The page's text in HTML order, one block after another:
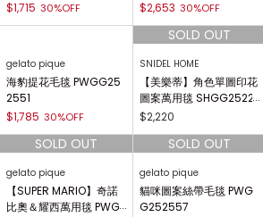
gelato pique
西施犬提花毛毯 PWGG2
$1,211 30%OFF
SNIDEL HOME
【Care Bears】提花毛
毯 SHGG254245
$1,701 30%OFF
gelato pique
無尾熊提花毛毯 PWGG2
54626
$1,715 30%OFF
gelato pique Sleep
【哆啦A夢】【Sleep】
提花多用途蓋毯 PSGG2
54804
$2,653 30%OFF